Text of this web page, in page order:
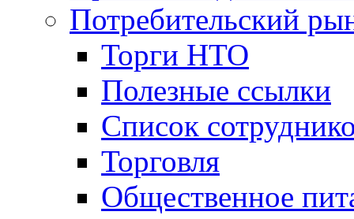
Потребительский
Торги НТО
Полезные ссылки
Список
Торговля
Общественное